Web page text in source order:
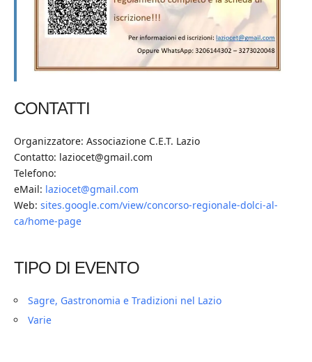
CONTATTI
Organizzatore: Associazione C.E.T. Lazio
Contatto: laziocet@gmail.com
Telefono:
eMail: laziocet@gmail.com
Web: sites.google.com/view/concorso-regionale-dolci-al-
ca/home-page
TIPO DI EVENTO
Sagre, Gastronomia e Tradizioni nel Lazio
Varie